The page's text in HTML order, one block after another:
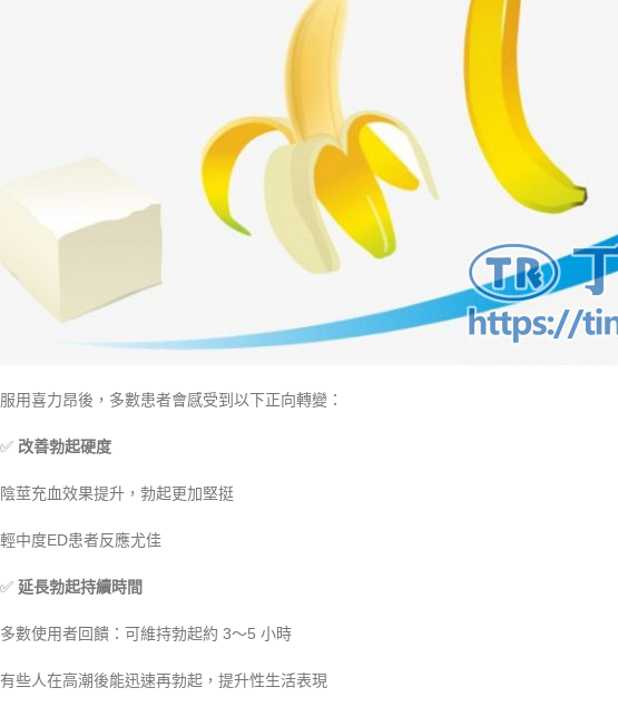
服用喜力昂後，多數患者會感受到以下正向轉變：
✅ 改善勃起硬度
陰莖充血效果提升，勃起更加堅挺
輕中度ED患者反應尤佳
✅ 延長勃起持續時間
多數使用者回饋：可維持勃起約 3～5 小時
有些人在高潮後能迅速再勃起，提升性生活表現